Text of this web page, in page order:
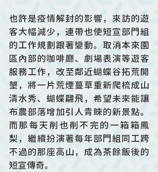
也許是疫情解封的影響，來訪的遊
客大幅減少，連帶也使短宣部門組
的工作規劃跟著變動。取消本來園
區內部的咖啡廳、劇場表演等遊客
服務工作，改至鄰近蝴蝶谷拓荒開
墾，將一片荒煙蔓草重新爬梳成山
清水秀、蝴蝶翩飛，希望未來能讓
布農部落增加引人青睞的新景點。
而那每天削也削不完的一箱箱鳳
梨，繼續扮演著每年部門組同工跨
不過的那座高山，成為茶餘飯後的
短宣傳奇。